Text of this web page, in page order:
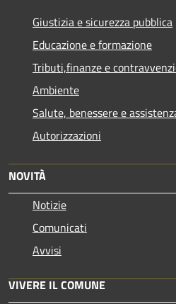
Giustizia e sicurezza pubblica
Educazione e formazione
Tributi,finanze e
Ambiente
Salute, benessere e
Autorizzazioni
NOVITÀ
Notizie
Comunicati
Avvisi
VIVERE IL COMUNE